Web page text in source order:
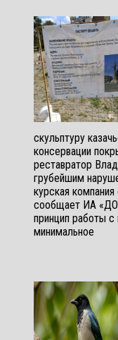
скульптуру
консервации
реставратор
грубейшим
курская
сообщает ИА
принцип работы
минимальное